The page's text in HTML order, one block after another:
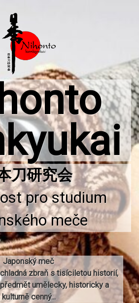
pro studium
meče
Japonský meč
zbraň s tisíciletou historií,
umělecky, historicky a
kulturně cenný...